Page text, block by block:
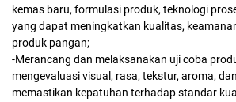
kemas baru, formulasi produk, teknologi
yang dapat meningkatkan kualitas,
produk pangan;
-Merancang dan melaksanakan uji coba
mengevaluasi visual, rasa, tekstur, aroma,
memastikan kepatuhan terhadap standar